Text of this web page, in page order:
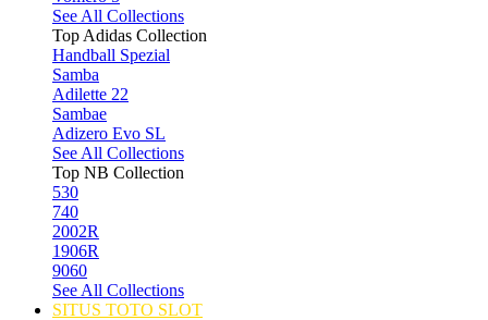
See All Collections
Top Adidas Collection
Handball Spezial
Samba
Adilette 22
Sambae
Adizero Evo SL
See All Collections
Top NB Collection
530
740
2002R
1906R
9060
See All Collections
SITUS TOTO SLOT